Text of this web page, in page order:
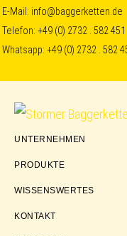
Skip
to
primary
navigation
Skip
to
content
Skip
to
E-Mail: info@baggerketten.de
Telefon:+49 (0) 2732 . 582 451
Whatsapp:+49 (0) 2732 . 582
Störmer
UNTERNEHMEN
PRODUKTE
WISSENSWERTES
KONTAKT